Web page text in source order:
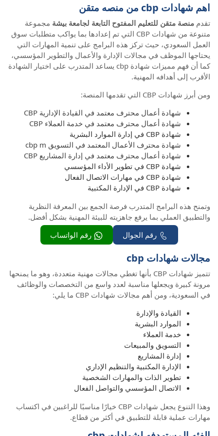
اهم شهادات cbp من منصه متقن
تقدم منصة متقن للتعليم المفتوح التابعة لجامعة بيشة مجموعة
متنوعة من شهادات CBP التي تم إعدادها بما يواكب متطلبات سوق
العمل السعودي، حيث تركز هذه البرامج على تنمية المهارات التي
يحتاجها الموظف في مجالات الإدارة والأعمال والتطوير المؤسسي،
كما أن فهم مميزات شهادة cbp يساعد المتدرب على اختيار الشهادة
الأقرب إلى أهدافه المهنية.
ومن أبرز شهادات CBP التي تقدمها المنصة:
شهادة أعمال محترف معتمد في القيادة الإدارية CBP
شهادة أعمال محترف معتمد في خدمة العملاء CBP
شهادة CBP في إدارة الموارد البشرية
شهادة محترف الأعمال المعتمد في التسويق cbp m
شهادة أعمال محترف معتمد في إدارة المشاريع CBP
شهادة CBP في تطوير الأداء المؤسسي
شهادة CBP في مهارات الاتصال الفعال
شهادة CBP في الإدارة المكتبية
وتمنح هذه البرامج المتدرب فرصة الجمع بين المعرفة النظرية
والتطبيق العملي بما يرفع جاهزيته للبيئة المهنية بشكل أفضل.
رقم الجوال
رقم الواتساب
مجالات شهادات cbp
تتميز شهادات CBP بأنها تغطي مجالات مهنية متعددة، وهو ما يمنحها
مرونة كبيرة ويجعلها مناسبة لعدد واسع من التخصصات والوظائف
في السعودية، ومن أهم مجالات شهادات CBP ما يلي:
القيادة والإدارة
الموارد البشرية
خدمة العملاء
التسويق والمبيعات
إدارة المشاريع
الإدارة المكتبية والتنظيم الإداري
تطوير الذات والمهارات الشخصية
الاتصال المؤسسي والتواصل الفعال
وهذا التنوع يجعل شهادات CBP خيارًا مناسبًا للراغبين في اكتساب
مهارات عملية قابلة للتطبيق في أكثر من قطاع.